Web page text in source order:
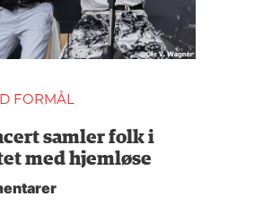
FORMÅL
samler folk i
med hjemløse